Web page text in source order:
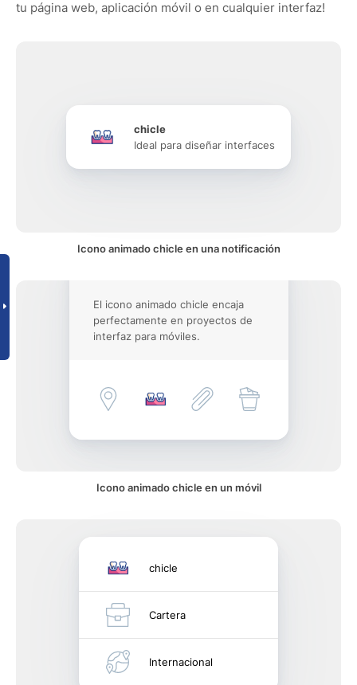
tu página web, aplicación móvil o en cualquier interfaz!
chicle
Ideal para diseñar interfaces
Icono animado chicle en una notificación
El icono animado chicle encaja
perfectamente en proyectos de
interfaz para móviles.
Icono animado chicle en un móvil
chicle
Cartera
Internacional